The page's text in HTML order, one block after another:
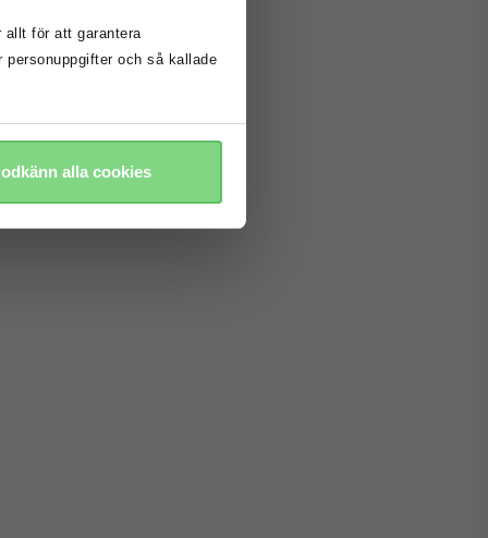
allt för att garantera
och så kallade
alla cookies